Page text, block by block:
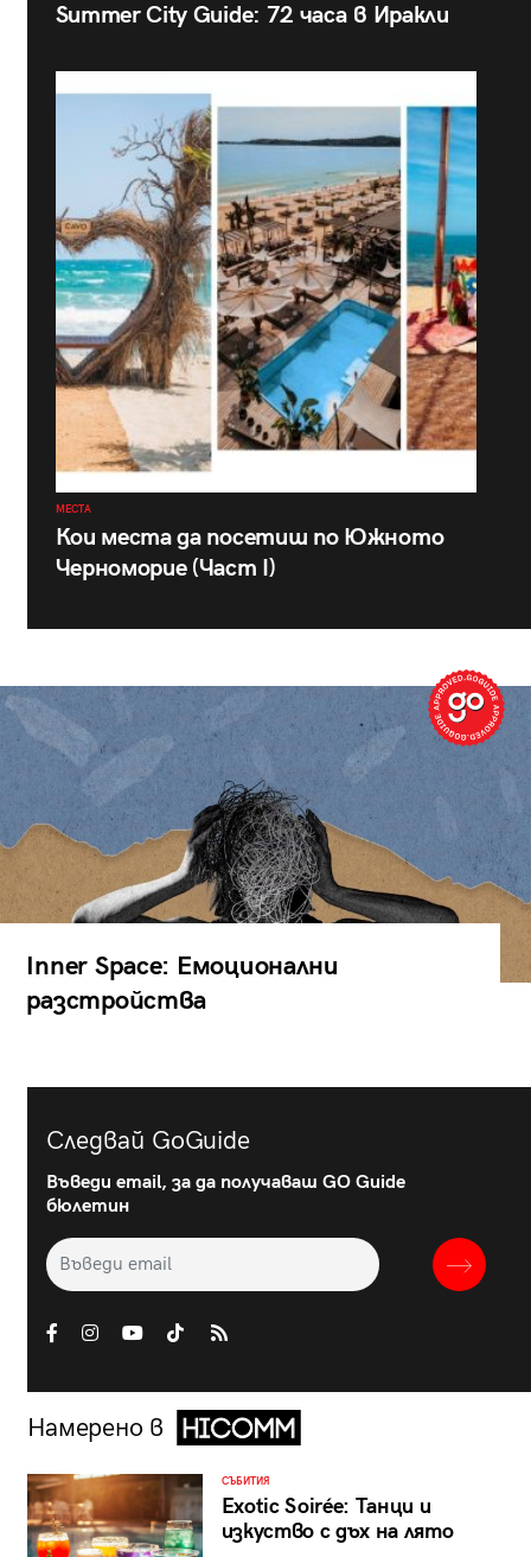
Summer City Guide: 72 часа в Иракли
МЕСТА
Кои места да посетиш по Южното
Черноморие (Част I)
Inner Space: Емоционални
разстройства
Следвай GoGuide
Въведи email, за да получаваш GO Guide
бюлетин
Намерено в
СЪБИТИЯ
Exotic Soirée: Танци и
изкуство с дъх на лято